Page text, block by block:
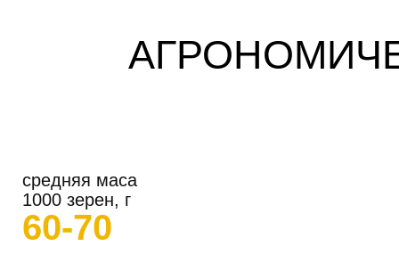
средняя маса
1000 зерен, г
60-70